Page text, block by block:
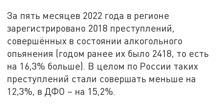
За пять месяцев 2022 года в регионе
зарегистрировано 2018 преступлений,
совершённых в состоянии алкогольного
опьянения (годом ранее их было 2418, то есть
на 16,3% больше). В целом по России таких
преступлений стали совершать меньше на
12,3%, в ДФО – на 15,2%.